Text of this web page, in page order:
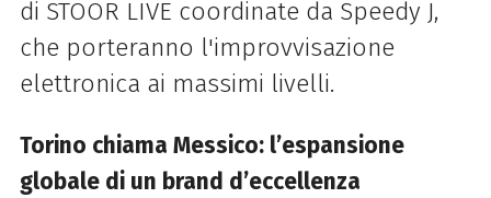
di STOOR LIVE coordinate da Speedy J,
che porteranno l'improvvisazione
elettronica ai massimi livelli.
Torino chiama Messico: l’espansione
globale di un brand d’eccellenza